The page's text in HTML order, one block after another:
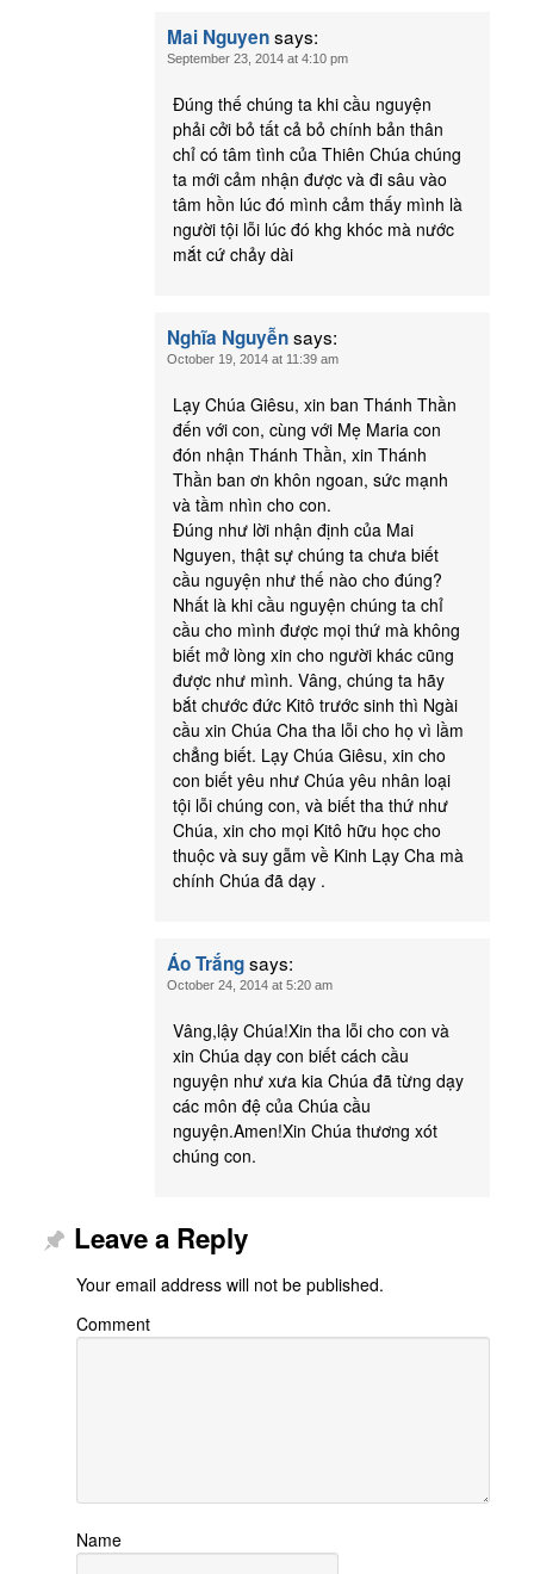
Mai Nguyensays:
September 23, 2014 at 4:10 pm
Đúng thế chúng ta khi cầu nguyện
phải cởi bỏ tất cả bỏ chính bản thân
chỉ có tâm tình của Thiên Chúa chúng
ta mới cảm nhận được và đi sâu vào
tâm hồn lúc đó mình cảm thấy mình là
người tội lỗi lúc đó khg khóc mà nước
mắt cứ chảy dài
Nghĩa Nguyễnsays:
October 19, 2014 at 11:39 am
Lạy Chúa Giêsu, xin ban Thánh Thần
đến với con, cùng với Mẹ Maria con
đón nhận Thánh Thần, xin Thánh
Thần ban ơn khôn ngoan, sức mạnh
và tầm nhìn cho con.
Đúng như lời nhận định của Mai
Nguyen, thật sự chúng ta chưa biết
cầu nguyện như thế nào cho đúng?
Nhất là khi cầu nguyện chúng ta chỉ
cầu cho mình được mọi thứ mà không
biết mở lòng xin cho người khác cũng
được như mình. Vâng, chúng ta hãy
bắt chước đức Kitô trước sinh thì Ngài
cầu xin Chúa Cha tha lỗi cho họ vì lầm
chẳng biết. Lạy Chúa Giêsu, xin cho
con biết yêu như Chúa yêu nhân loại
tội lỗi chúng con, và biết tha thứ như
Chúa, xin cho mọi Kitô hữu học cho
thuộc và suy gẫm về Kinh Lạy Cha mà
chính Chúa đã dạy .
Áo Trắngsays:
October 24, 2014 at 5:20 am
Vâng,lậy Chúa!Xin tha lỗi cho con và
xin Chúa dạy con biết cách cầu
nguyện như xưa kia Chúa đã từng dạy
các môn đệ của Chúa cầu
nguyện.Amen!Xin Chúa thương xót
chúng con.
Leave a Reply
Your email address will not be published.
Comment
Name